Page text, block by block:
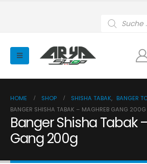
search
HOME SHOP SHISHA TABAK, BANGER
BANGER SHISHA TABAK – MAGHREB GANG 200G
Banger Shisha Tabak
Gang 200g